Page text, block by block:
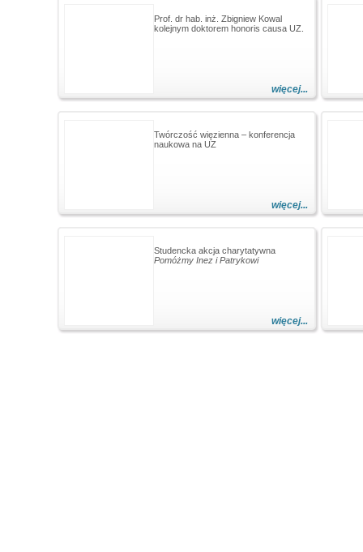
więcej...
Prof. dr hab. inż. Zbigniew Kowal
kolejnym doktorem honoris causa UZ.
więcej...
Twórczość więzienna – konferencja
naukowa na UZ
więcej...
Studencka akcja charytatywna
Pomóżmy Inez i Patrykowi